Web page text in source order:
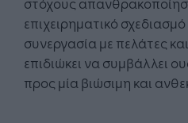
επιχειρηματικό
συνεργασία με πελάτες
επιδιώκει να συμβάλλει
προς μία βιώσιμη και